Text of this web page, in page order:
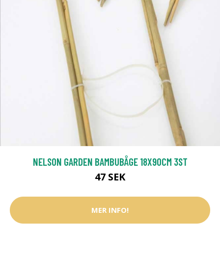
NELSON GARDEN BAMBUBÅGE 18X90CM 3ST
47 SEK
MER INFO!